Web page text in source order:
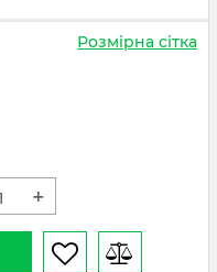
Розмірна сітка
+